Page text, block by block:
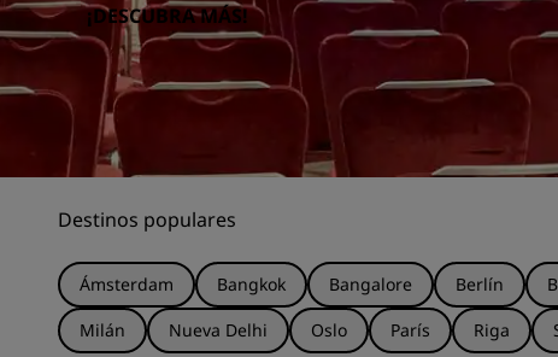
¡DESCUBRA MÁS!
Destinos populares
Ámsterdam Bangkok Bangalore Berlín
Milán
Nueva Delhi Oslo París Riga